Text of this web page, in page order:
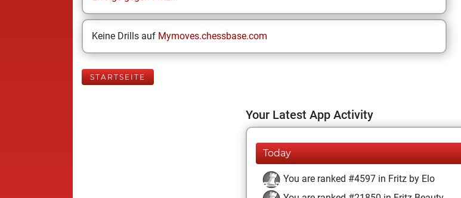
Keine Drills auf Mymoves.chessbase.com
STARTSEITE
Your Latest App Activity
Today
You are ranked #4597 in Fritz by Elo